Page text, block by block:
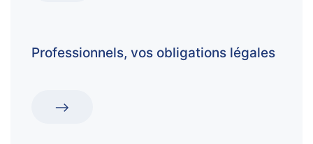
Professionnels, vos obligations légales